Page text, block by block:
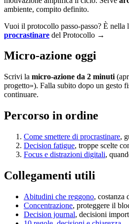
ambiente, compito definito.
Vuoi il protocollo passo-passo? È nella
procrastinare del Protocollo →
Micro-azione oggi
Scrivi la micro-azione da 2 minuti
progetto»). Falla subito dopo un gesto
continuare.
Percorso in ordine
Come smettere di procrastinare,
Decision fatigue, troppe scelte
Focus e distrazioni digitali,
Collegamenti utili
Abitudini che reggono, costanza
Concentrazione, proteggere il
Decision journal, decisioni